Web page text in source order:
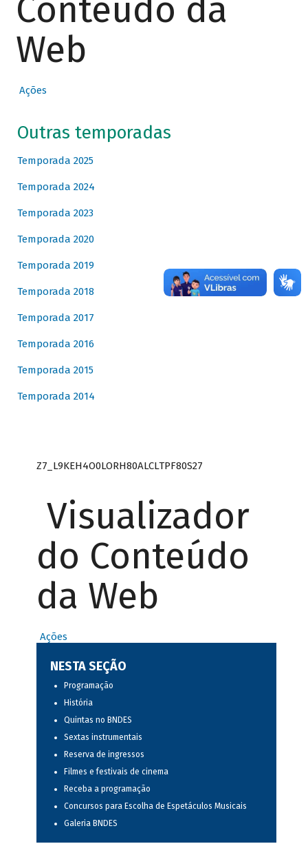
Conteúdo da
Web
Ações
Outras temporadas
Temporada 2025
Temporada 2024
Temporada 2023
Temporada 2020
Temporada 2019
Temporada 2018
Temporada 2017
Temporada 2016
Temporada 2015
Temporada 2014
Z7_L9KEH4O0LORH80ALCLTPF80S27
Visualizador
do Conteúdo
da Web
Ações
NESTA SEÇÃO
Programação
História
Quintas no BNDES
Sextas instrumentais
Reserva de ingressos
Filmes e festivais de cinema
Receba a programação
Concursos para Escolha de Espetáculos Musicais
Galeria BNDES